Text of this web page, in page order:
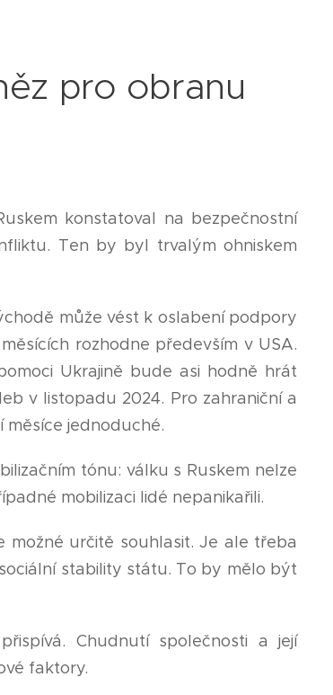
pro obranu
konstatoval na bezpečnostní
Ten by byl trvalým ohniskem
může vést k oslabení podpory
rozhodne především v USA.
Ukrajině bude asi hodně hrát
v listopadu 2024. Pro zahraniční a
jednoduché.
tónu: válku s Ruskem nelze
mobilizaci lidé nepanikařili.
možné určitě souhlasit. Je ale třeba
stability státu. To by mělo být
Chudnutí společnosti a její
faktory.